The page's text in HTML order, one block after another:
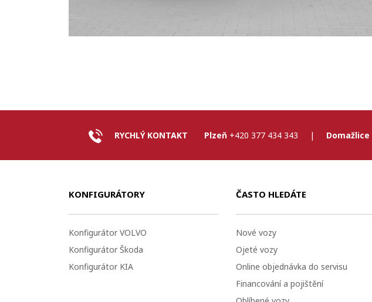
RYCHLÝ KONTAKT Plzeň +420 377 434 343 | Domažlice
KONFIGURÁTORY
Konfigurátor VOLVO
Konfigurátor Škoda
Konfigurátor KIA
ČASTO HLEDÁTE
Nové vozy
Ojeté vozy
Online objednávka do servisu
Financování a pojištění